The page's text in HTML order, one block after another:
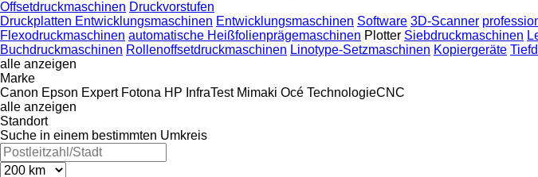
Offsetdruckmaschinen Druckvorstufen
Druckplatten Entwicklungsmaschinen Entwicklungsmaschinen Software 3D-Scanner
Flexodruckmaschinen automatische Heißfolienprägemaschinen Plotter Siebdruckmaschinen
Buchdruckmaschinen Rollenoffsetdruckmaschinen Linotype-Setzmaschinen Kopiergeräte
alle anzeigen
Marke
Canon Epson Expert Fotona HP InfraTest Mimaki Océ TechnologieCNC
alle anzeigen
Standort
Suche in einem bestimmten Umkreis